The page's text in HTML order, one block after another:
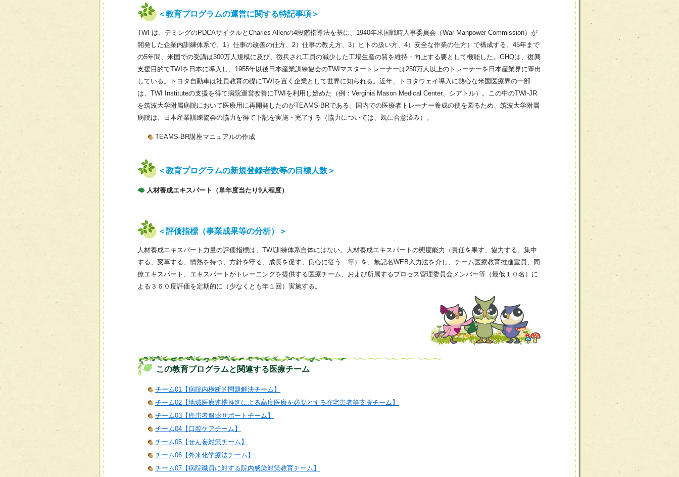
＜教育プログラムの運営に関する特記事項＞
TWI は、デミングのPDCAサイクルとCharles Allenの4段階指導法を基に、1940年米国戦時人事委員会（War Manpower Commission）が
開発した企業内訓練体系で、1）仕事の改善の仕方、2）仕事の教え方、3）ヒトの扱い方、4）安全な作業の仕方）で構成する。45年まで
の5年間、米国での受講は300万人規模に及び、徴兵され工員の減少した工場生産の質を維持・向上する要として機能した。GHQは、復興
支援目的でTWIを日本に導入し、1955年以後日本産業訓練協会のTWIマスタートレーナーは250万人以上のトレーナーを日本産業界に輩出
している。トヨタ自動車は社員教育の礎にTWIを置く企業として世界に知られる。近年、トヨタウェイ導入に熱心な米国医療界の一部
は、TWI Instituteの支援を得て病院運営改善にTWIを利用し始めた（例：Verginia Mason Medical Center、シアトル）。この中のTWI-JR
を筑波大学附属病院において医療用に再開発したのがTEAMS-BRである。国内での医療者トレーナー養成の便を図るため、筑波大学附属
病院は、日本産業訓練協会の協力を得て下記を実施・完了する（協力については、既に合意済み）。
TEAMS-BR講座マニュアルの作成
＜教育プログラムの新規登録者数等の目標人数＞
人材養成エキスパート（単年度当たり9人程度）
＜評価指標（事業成果等の分析）＞
人材養成エキスパート力量の評価指標は、TWI訓練体系自体にはない。人材養成エキスパートの態度能力（責任を果す、協力する、集中
する、変革する、情熱を持つ、方針を守る、成長を促す、良心に従う 等）を、無記名WEB入力法を介し、チーム医療教育推進室員、同
僚エキスパート、エキスパートがトレーニングを提供する医療チーム、および所属するプロセス管理委員会メンバー等（最低１０名）に
よる３６０度評価を定期的に（少なくとも年１回）実施する。
この教育プログラムと関連する医療チーム
チーム01【病院内横断的問題解決チーム】
チーム02【地域医療連携推進による高度医療を必要とする在宅患者等支援チーム】
チーム03【癌患者服薬サポートチーム】
チーム04【口腔ケアチーム】
チーム05【せん妄対策チーム】
チーム06【外来化学療法チーム】
チーム07【病院職員に対する院内感染対策教育チーム】